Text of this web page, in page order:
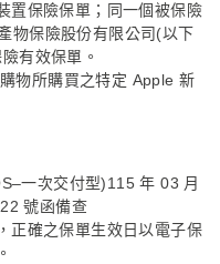
置保險保單；同一個被保險
物保險股份有限公司(以下
有效保單。
物所購買之特定 Apple 新
一次交付型)115 年 03 月
號函備查
正確之保單生效日以電子保